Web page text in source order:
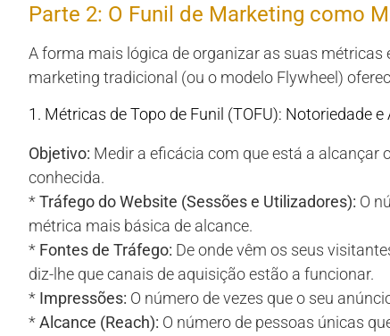
Parte 2: O Funil de Marketing como
A forma mais lógica de organizar as suas métricas
marketing tradicional (ou o modelo Flywheel)
1. Métricas de Topo de Funil (TOFU): Notoriedade e
Objetivo: Medir a eficácia com que está a alcançar
conhecida.
*Tráfego do Website (Sessões e Utilizadores): O
métrica mais básica de alcance.
* Fontes de Tráfego: De onde vêm os seus
diz-lhe que canais de aquisição estão a funcionar.
* Impressões: O número de vezes que o seu
*Alcance (Reach): O número de pessoas únicas